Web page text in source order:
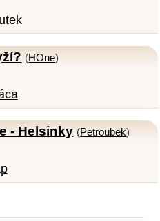
(HOne)
- Helsinky (Petroubek)